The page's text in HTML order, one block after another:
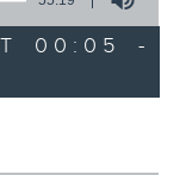
00:05 -